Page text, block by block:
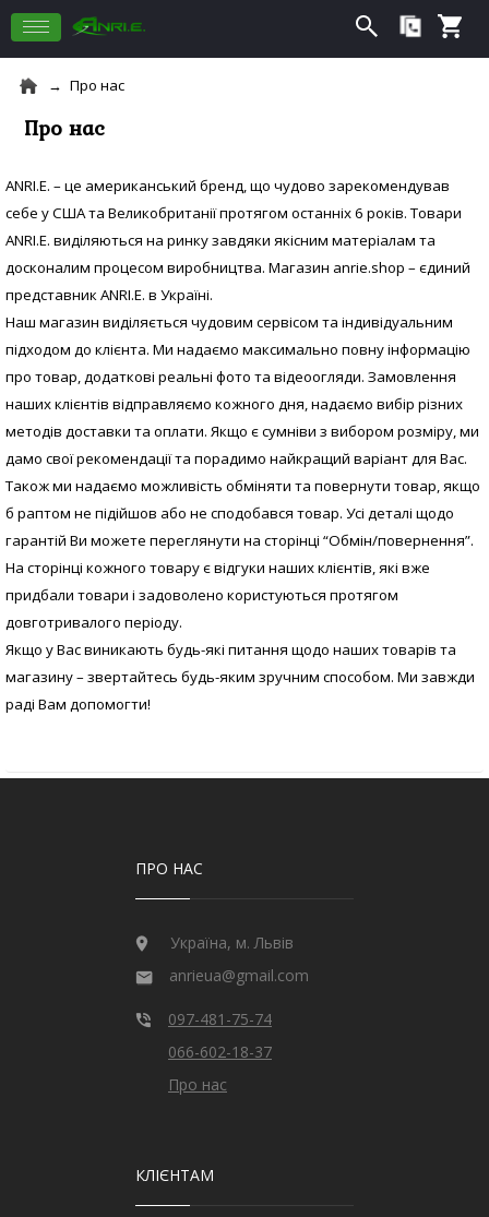
Про нас
Про нас
ANRI.E. – це американський бренд, що чудово зарекомендував
себе у США та Великобританії протягом останніх 6 років. Товари
ANRI.E. виділяються на ринку завдяки якісним матеріалам та
досконалим процесом виробництва. Магазин anrie.shop – єдиний
представник ANRI.E. в Україні.
Наш магазин виділяється чудовим сервісом та індивідуальним
підходом до клієнта. Ми надаємо максимально повну інформацію
про товар, додаткові реальні фото та відеоогляди. Замовлення
наших клієнтів відправляємо кожного дня, надаємо вибір різних
методів доставки та оплати. Якщо є сумніви з вибором розміру, ми
дамо свої рекомендації та порадимо найкращий варіант для Вас.
Також ми надаємо можливість обміняти та повернути товар, якщо
б раптом не підійшов або не сподобався товар. Усі деталі щодо
гарантій Ви можете переглянути на сторінці “Обмін/повернення”.
На сторінці кожного товару є відгуки наших клієнтів, які вже
придбали товари і задоволено користуються протягом
довготривалого періоду.
Якщо у Вас виникають будь-які питання щодо наших товарів та
магазину – звертайтесь будь-яким зручним способом. Ми завжди
раді Вам допомогти!
ПРО НАС
Україна, м. Львів
anrieua@gmail.com
097-481-75-74
066-602-18-37
Про нас
КЛІЄНТАМ